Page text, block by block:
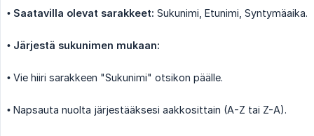
• Saatavilla olevat sarakkeet: Sukunimi, Etunimi, Syntymäaika.
• Järjestä sukunimen mukaan:
• Vie hiiri sarakkeen "Sukunimi" otsikon päälle.
• Napsauta nuolta järjestääksesi aakkosittain (A-Z tai Z-A).